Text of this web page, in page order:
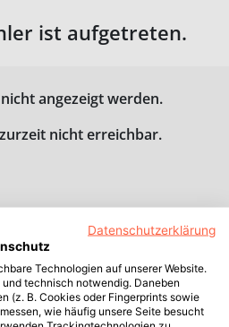
ist aufgetreten.
angezeigt werden.
nicht erreichbar.
Datenschutzerklärung
Technologien auf unserer Website.
technisch notwendig. Daneben
(z. B. Cookies oder Fingerprints sowie
wie häufig unsere Seite besucht